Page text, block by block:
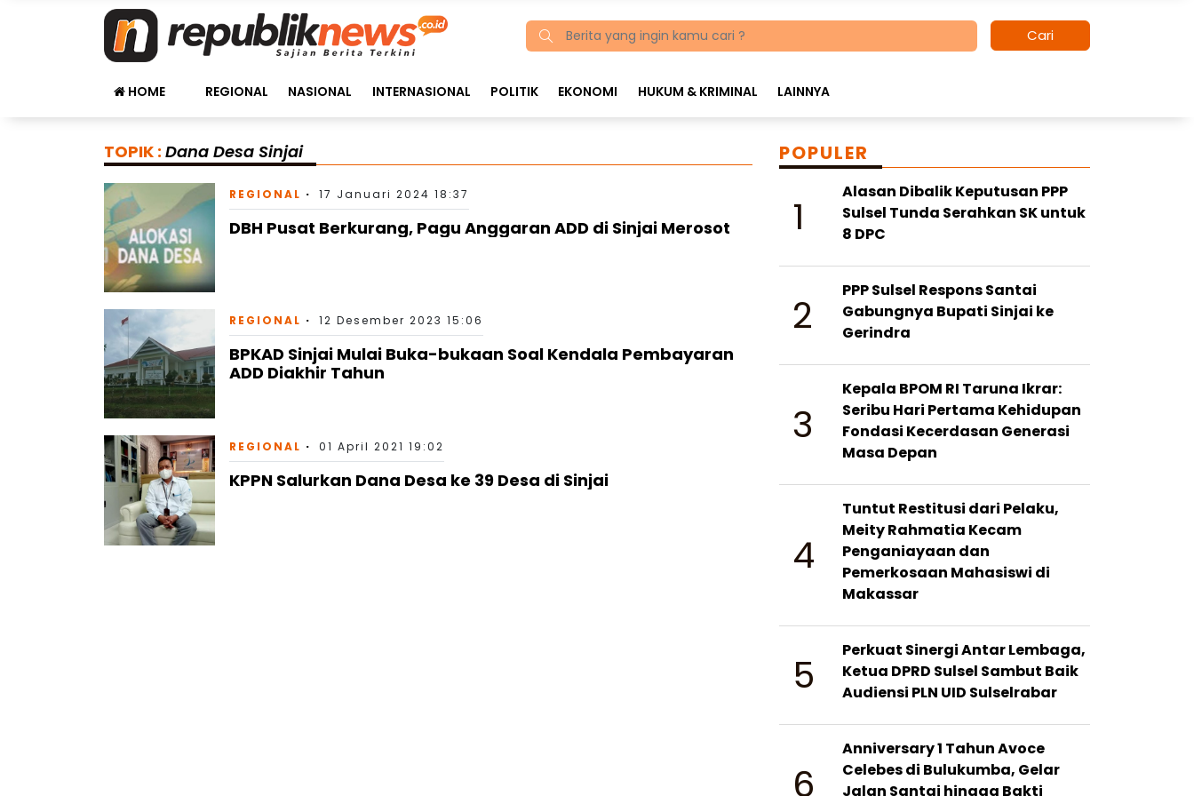
Cari
HOME REGIONAL NASIONAL INTERNASIONAL POLITIK EKONOMI HUKUM & KRIMINAL LAINNYA
TOPIK : Dana Desa Sinjai
REGIONAL 17 Januari 2024 18:37
DBH Pusat Berkurang, Pagu Anggaran ADD di Sinjai Merosot
REGIONAL 12 Desember 2023 15:06
BPKAD Sinjai Mulai Buka-bukaan Soal Kendala Pembayaran
ADD Diakhir Tahun
REGIONAL 01 April 2021 19:02
KPPN Salurkan Dana Desa ke 39 Desa di Sinjai
POPULER
1
Alasan Dibalik Keputusan PPP
Sulsel Tunda Serahkan SK untuk
8 DPC
2
PPP Sulsel Respons Santai
Gabungnya Bupati Sinjai ke
Gerindra
3
Kepala BPOM RI Taruna Ikrar:
Seribu Hari Pertama Kehidupan
Fondasi Kecerdasan Generasi
Masa Depan
4
Tuntut Restitusi dari Pelaku,
Meity Rahmatia Kecam
Penganiayaan dan
Pemerkosaan Mahasiswi di
Makassar
5
Perkuat Sinergi Antar Lembaga,
Ketua DPRD Sulsel Sambut Baik
Audiensi PLN UID Sulselrabar
6
Anniversary 1 Tahun Avoce
Celebes di Bulukumba, Gelar
Jalan Santai hingga Bakti